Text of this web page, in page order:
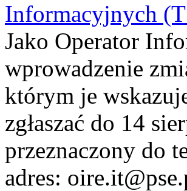
Informacyjnych
Jako Operator
wprowadzenie
którym je
zgłaszać do 14
przeznaczony do
adres: